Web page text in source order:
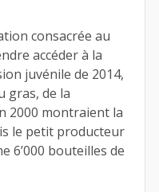
consacrée au
accéder à la
juvénile de 2014,
gras, de la
2000 montraient la
le petit producteur
6’000 bouteilles de